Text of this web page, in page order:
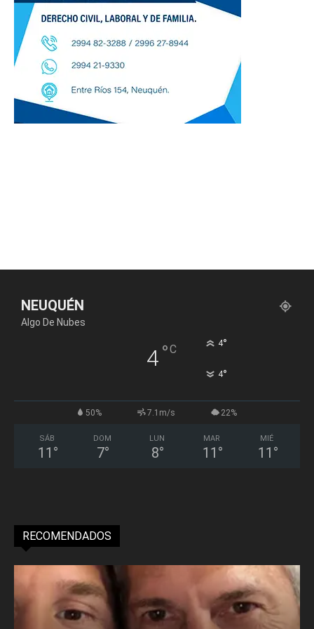
NEUQUÉN
Algo De Nubes
4°C 4°
4°
50% 7.1m/s 22%
SÁB
11 °
DOM
7°
LUN
8°
MAR
11 °
MIÉ
11 °
RECOMENDADOS